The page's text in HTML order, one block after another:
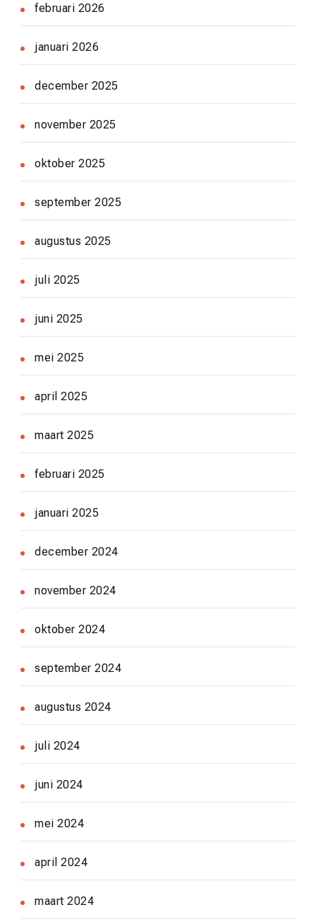
februari 2026
januari 2026
december 2025
november 2025
oktober 2025
september 2025
augustus 2025
juli 2025
juni 2025
mei 2025
april 2025
maart 2025
februari 2025
januari 2025
december 2024
november 2024
oktober 2024
september 2024
augustus 2024
juli 2024
juni 2024
mei 2024
april 2024
maart 2024